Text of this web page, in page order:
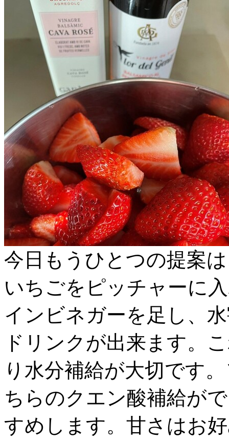
今日もうひとつの提案
いちごをピッチャーに
インビネガーを足し、
ドリンクが出来ます。
り水分補給が大切です
ちらのクエン酸補給が
すめします。甘さはお